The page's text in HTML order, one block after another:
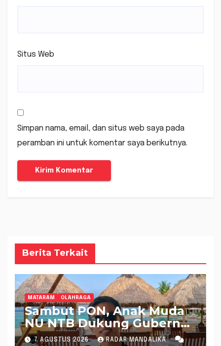
Situs Web
Simpan nama, email, dan situs web saya pada
peramban ini untuk komentar saya berikutnya.
Berita Terkait
MATARAM OLAHRAGA
Sambut PON, Anak Muda
NU NTB Dukung Gubernur
Pimpin KONI NTB
7 AGUSTUS 2026 RADAR MANDALIKA